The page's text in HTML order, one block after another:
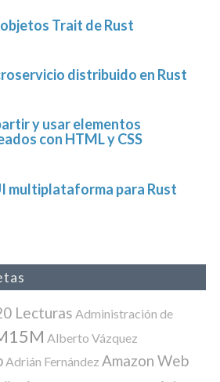
Trait de Rust
distribuido en Rust
y usar elementos
con HTML y CSS
multiplataforma para Rust
Lecturas Administración de
Alberto Vázquez
Adrián Fernández Amazon Web